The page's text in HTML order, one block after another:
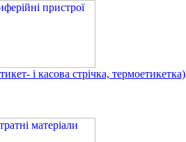
і касова стрічка, термоетикетка)